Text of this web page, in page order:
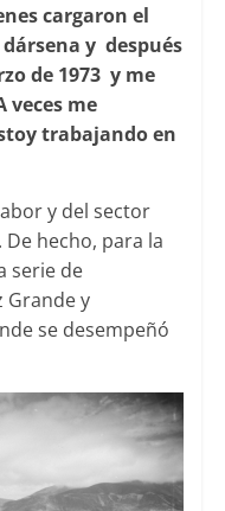
cargaron el
y después
de 1973 y me
veces me
trabajando en
y del sector
hecho, para la
serie de
Grande y
se desempeñó